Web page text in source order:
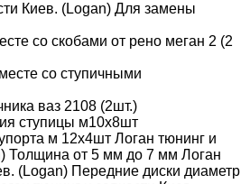
Киев. (Logan) Для замены
со скобами от рено меган 2 (2
со ступичными
ваз 2108 (2шт.)
ступицы м10х8шт
м 12х4шт Логан тюнинг и
Толщина от 5 мм до 7 мм Логан
(Logan) Передние диски диаметр